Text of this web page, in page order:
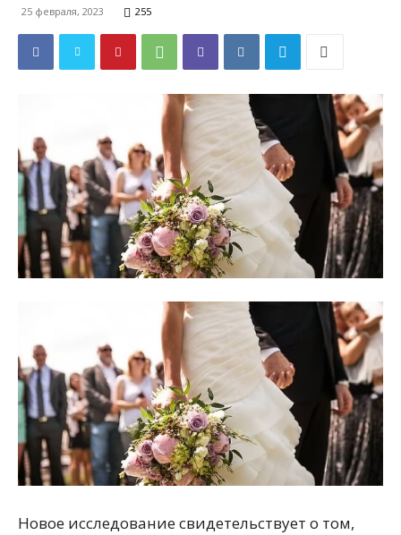
25 февраля, 2023 255
Новое исследование свидетельствует о том,